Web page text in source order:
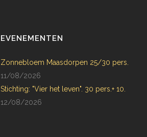
EVENEMENTEN
Zonnebloem Maasdorpen 25/30 pers.
11/08/2026
Stichting: "Vier het leven". 30 pers.+ 10.
12/08/2026